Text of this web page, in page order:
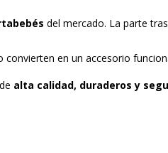
del mercado. La parte
en un accesorio
alta calidad, duraderos y